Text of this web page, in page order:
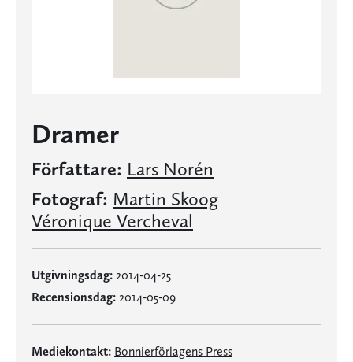
Dramer
Författare: Lars Norén
Fotograf: Martin Skoog
Véronique Vercheval
Utgivningsdag: 2014-04-25
Recensionsdag: 2014-05-09
Mediekontakt: Bonnierförlagens Press